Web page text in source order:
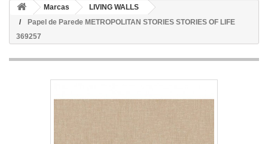
Marcas
LIVING WALLS
Papel de Parede METROPOLITAN STORIES STORIES OF LIFE
369257